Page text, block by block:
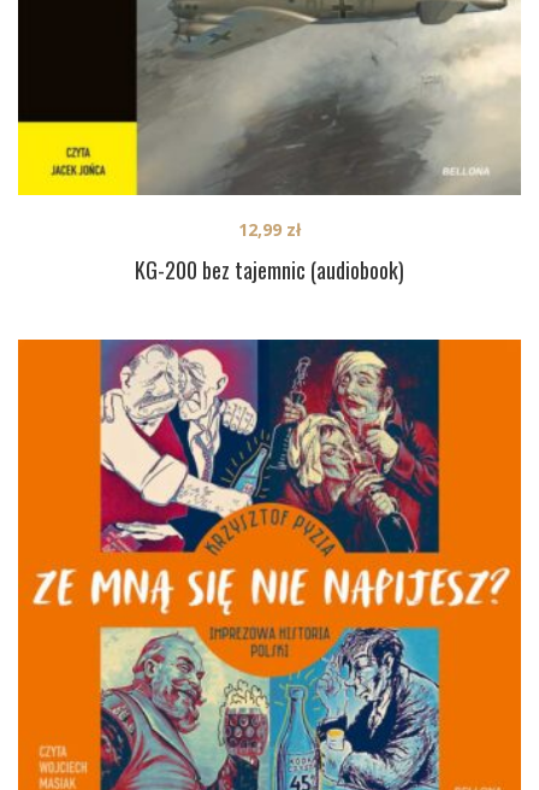
KG-200 bez tajemnic (audiobook)
12,99 zł